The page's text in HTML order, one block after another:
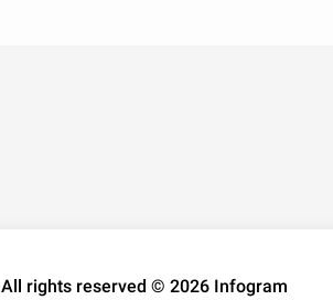
All rights reserved © 2026 Infogram